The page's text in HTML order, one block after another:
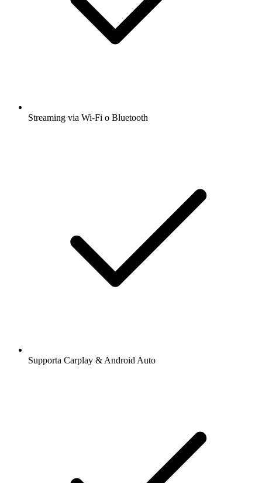
Streaming via Wi-Fi o Bluetooth
Supporta Carplay & Android Auto